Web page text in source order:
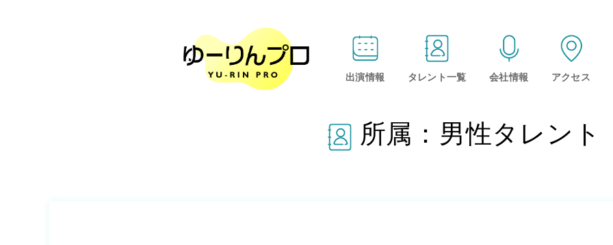
出演情報 タレント一覧 会社情報 アクセス
所属：男性タレント